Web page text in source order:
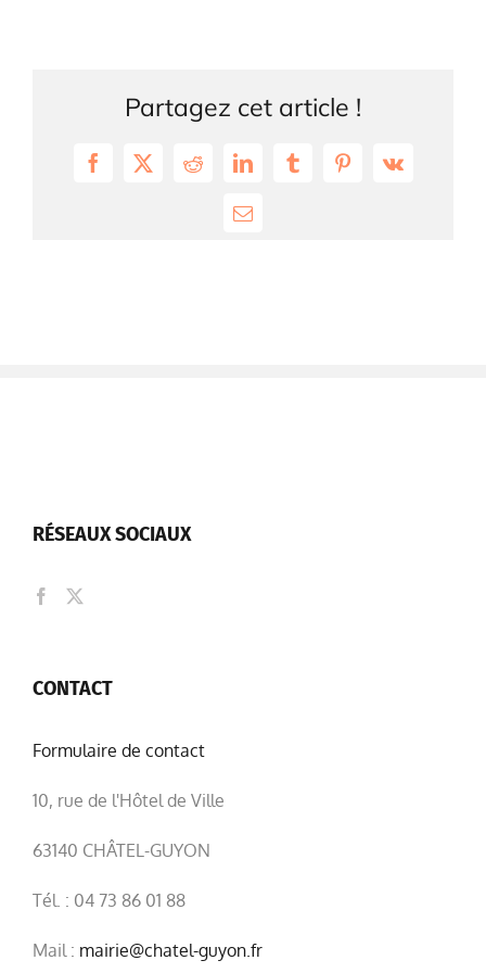
Partagez cet article !
Facebook
X RedditLinkedInTumblrPinterest
Vk
Email
RÉSEAUX SOCIAUX
CONTACT
Formulaire de contact
10, rue de l'Hôtel de Ville
63140 CHÂTEL-GUYON
Tél. : 04 73 86 01 88
Mail : mairie@chatel-guyon.fr